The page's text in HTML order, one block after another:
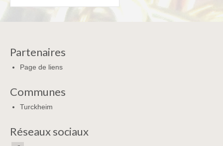
Partenaires
Page de liens
Communes
Turckheim
Réseaux sociaux